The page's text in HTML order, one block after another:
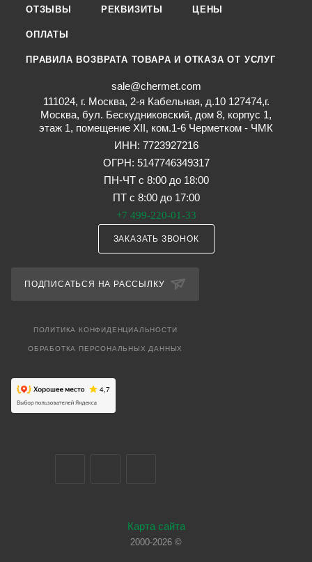
ОТЗЫВЫ РЕКВИЗИТЫ ЦЕНЫ
ОПЛАТЫ
ПРАВИЛА ВОЗВРАТА ТОВАРА И ОТКАЗА ОТ УСЛУГ
sale@chermet.com
111024, г. Москва, 2-я Кабельная, д.10 127474,г.
Москва, бул. Бескудниковский, дом 8, корпус 1,
этаж 1, помещение XII, ком.1-6 Черметком - ЧМК
ИНН: 7723927216
ОГРН: 5147746349317
ПН-ЧТ с 8:00 до 18:00
ПТ с 8:00 до 17:00
+7 499-220-01-33
ЗАКАЗАТЬ ЗВОНОК
ПОДПИСАТЬСЯ НА РАССЫЛКУ
ПОЛИТИКА КОНФИДЕНЦИАЛЬНОСТИ
ОБРАБОТКА ПЕРСОНАЛЬНЫХ ДАННЫХ
Карта сайта
2000-2026 ©